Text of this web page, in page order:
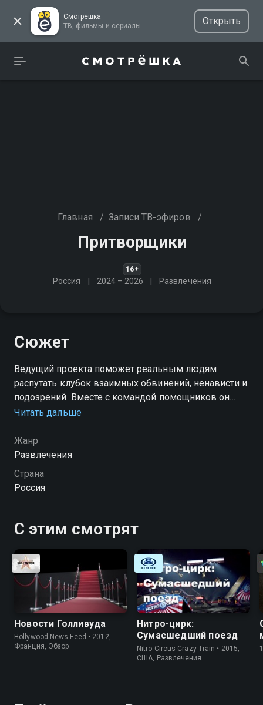
Смотрёшка
ТВ, фильмы и сериалы
Открыть
Главная / Записи ТВ-эфиров /
Притворщики
16+
Россия 2024 – 2026 Развлечения
Сюжет
Ведущий проекта поможет реальным людям
распутать клубок взаимных обвинений, ненависти и
подозрений. Вместе с командой помощников он
проведёт зрителя тропой настоящего детектива
Читать дальше
Жанр
Развлечения
Страна
Россия
С этим смотрят
Новости Голливуда
Hollywood News Feed • 2012,
Франция, Обзор
Нитро-цирк:
Сумасшедший поезд
Nitro Circus Crazy Train • 2015,
США, Развлечения